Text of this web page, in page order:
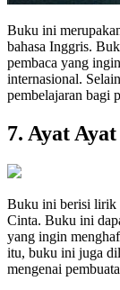
Buku ini
bahasa Inggris.
pembaca yang
internasional.
pembelajaran bagi
7. Ayat
Buku ini berisi lirik
Cinta. Buku ini
yang ingin
itu, buku ini juga
mengenai